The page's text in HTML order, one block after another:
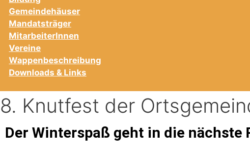
Gemeindehäuser
Mandatsträger
MitarbeiterInnen
Vereine
Wappenbeschreibung
Downloads & Links
8. Knutfest der
Der Winterspaß geht in die nächste